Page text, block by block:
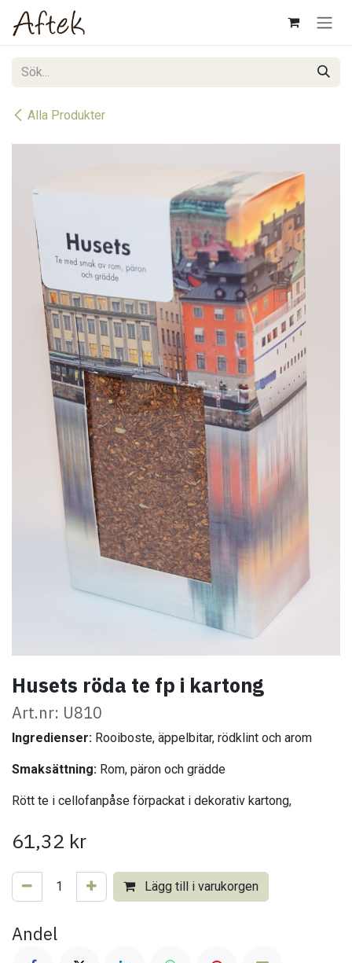
Hoppa till innehåll
Alla Produkter
Husets röda te fp i kartong
Art.nr: U810
Ingredienser: Rooiboste, äppelbitar, rödklint och arom
Smaksättning: Rom, päron och grädde
Rött te i cellofanpåse förpackat i dekorativ kartong,
61,32 kr
Lägg till i varukorgen
Andel